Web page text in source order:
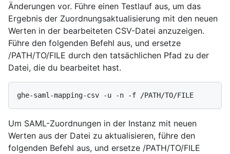
Änderungen vor. Führe einen Testlauf aus, um das
Ergebnis der Zuordnungsaktualisierung mit den neuen
Werten in der bearbeiteten CSV-Datei anzuzeigen.
Führe den folgenden Befehl aus, und ersetze
/PATH/TO/FILE durch den tatsächlichen Pfad zu der
Datei, die du bearbeitet hast.
Um SAML-Zuordnungen in der Instanz mit neuen
Werten aus der Datei zu aktualisieren, führe den
folgenden Befehl aus, und ersetze /PATH/TO/FILE